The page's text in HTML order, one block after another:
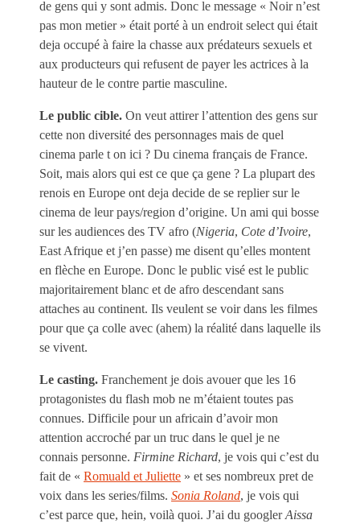
de gens qui y sont admis. Donc le message « Noir n’est
pas mon metier » était porté à un endroit select qui était
deja occupé à faire la chasse aux prédateurs sexuels et
aux producteurs qui refusent de payer les actrices à la
hauteur de le contre partie masculine.
Le public cible. On veut attirer l’attention des gens sur
cette non diversité des personnages mais de quel
cinema parle t on ici ? Du cinema français de France.
Soit, mais alors qui est ce que ça gene ? La plupart des
renois en Europe ont deja decide de se replier sur le
cinema de leur pays/region d’origine. Un ami qui bosse
sur les audiences des TV afro (Nigeria, Cote d’Ivoire,
East Afrique et j’en passe) me disent qu’elles montent
en flèche en Europe. Donc le public visé est le public
majoritairement blanc et de afro descendant sans
attaches au continent. Ils veulent se voir dans les filmes
pour que ça colle avec (ahem) la réalité dans laquelle ils
se vivent.
Le casting. Franchement je dois avouer que les 16
protagonistes du flash mob ne m’étaient toutes pas
connues. Difficile pour un africain d’avoir mon
attention accroché par un truc dans le quel je ne
connais personne. Firmine Richard, je vois qui c’est du
fait de « Romuald et Juliette » et ses nombreux pret de
voix dans les series/films. Sonia Roland, je vois qui
c’est parce que, hein, voilà quoi. J’ai du googlerAissa